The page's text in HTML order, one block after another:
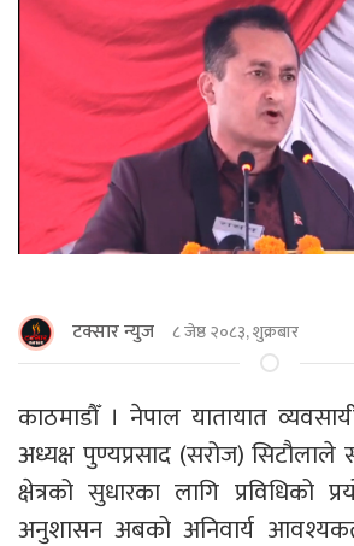
टक्सार न्युज ८ जेष्ठ २०८३, शुक्रबार
काठमाडाैँ । नेपाल यातायात
अध्यक्ष पुण्यप्रसाद (सरोज) सिटौलाले
क्षेत्रको सुधारका लागि प्रविधिको
अनुशासन अबको अनिवार्य